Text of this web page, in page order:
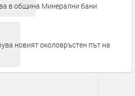
в община Минерални бани
новият околовръстен път на